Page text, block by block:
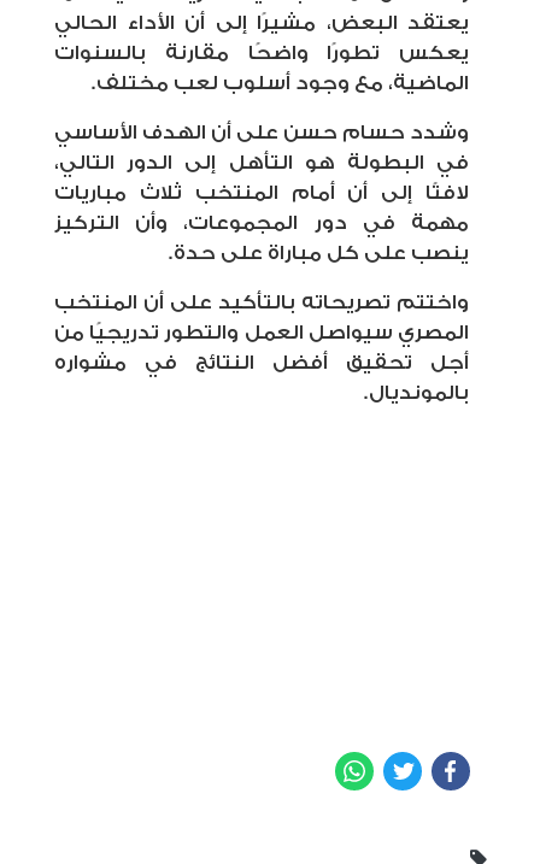
يعتقد البعض، مشيرًا إلى أن الأداء الحالي
يعكس تطورًا واضحًا مقارنة بالسنوات
الماضية، مع وجود أسلوب لعب مختلف.
وشدد حسام حسن على أن الهدف الأساسي
في البطولة هو التأهل إلى الدور التالي،
لافتًا إلى أن أمام المنتخب ثلاث مباريات
مهمة في دور المجموعات، وأن التركيز
ينصب على كل مباراة على حدة.
واختتم تصريحاته بالتأكيد على أن المنتخب
المصري سيواصل العمل والتطور تدريجيًا من
أجل تحقيق أفضل النتائج في مشواره
بالمونديال.
Facebook
Twitter